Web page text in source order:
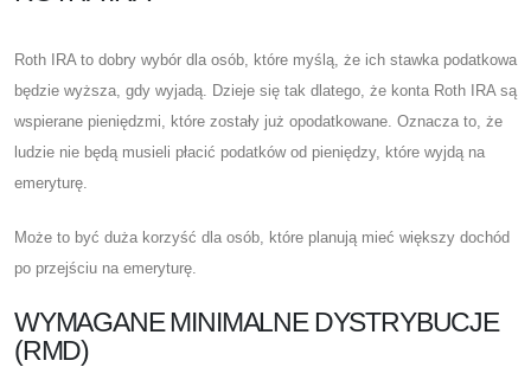
Roth IRA to dobry wybór dla osób, które myślą, że ich stawka podatkowa
będzie wyższa, gdy wyjadą. Dzieje się tak dlatego, że konta Roth IRA są
wspierane pieniędzmi, które zostały już opodatkowane. Oznacza to, że
ludzie nie będą musieli płacić podatków od pieniędzy, które wyjdą na
emeryturę.
Może to być duża korzyść dla osób, które planują mieć większy dochód
po przejściu na emeryturę.
WYMAGANE MINIMALNE DYSTRYBUCJE
(RMD)